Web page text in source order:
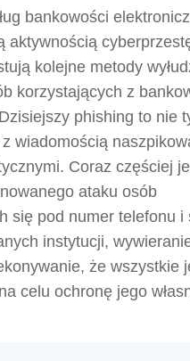
bankowości
aktywnością
kolejne metody
korzystających z
phishing to nie
wiadomością
Coraz częściej
ataku osób
się pod numer telefonu i
instytucji,
że wszystkie
celu ochronę jego